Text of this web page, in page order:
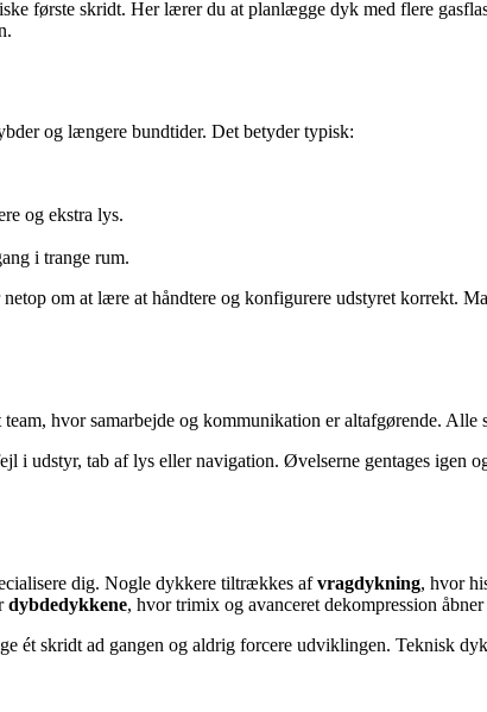
første skridt. Her lærer du at planlægge dyk med flere
og længere bundtider. Det betyder typisk:
og ekstra lys.
i trange rum.
om at lære at håndtere og konfigurere udstyret korrekt.
hvor samarbejde og kommunikation er altafgørende. Alle
i udstyr, tab af lys eller navigation. Øvelserne gentages
dig. Nogle dykkere tiltrækkes afvragdykning, hvor
dybdedykkene, hvor trimix og avanceret dekompression
ét skridt ad gangen og aldrig forcere udviklingen. Teknisk